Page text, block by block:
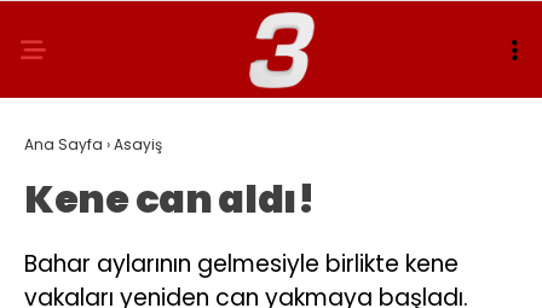
Ana Sayfa ›Asayiş
Kene can aldı!
Bahar aylarının gelmesiyle birlikte kene
vakaları yeniden can yakmaya başladı.